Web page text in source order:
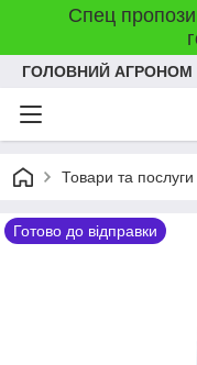
Спец
ГОЛОВНИЙ АГРОНОМ
Товари та послуги
Готово до відправки